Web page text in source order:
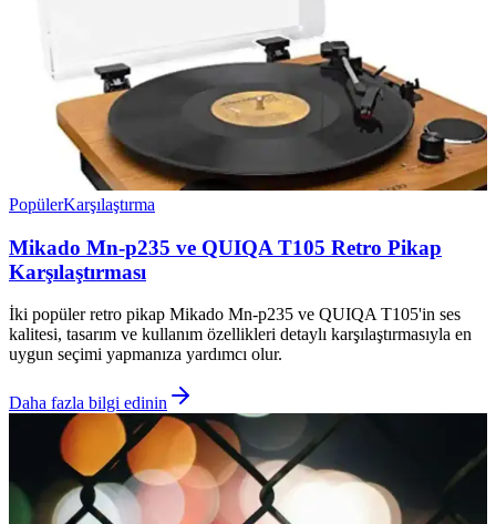
PopülerKarşılaştırma
Mikado Mn-p235 ve QUIQA T105 Retro Pikap
Karşılaştırması
İki popüler retro pikap Mikado Mn-p235 ve QUIQA T105'in ses
kalitesi, tasarım ve kullanım özellikleri detaylı karşılaştırmasıyla en
uygun seçimi yapmanıza yardımcı olur.
Daha fazla bilgi edinin